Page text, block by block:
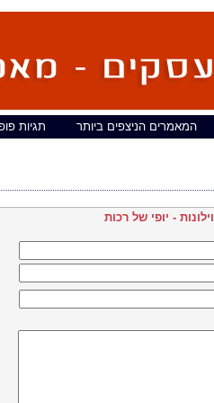
המאמרים הניצפים ביותר תגיות
וילונות - יופי של רכות